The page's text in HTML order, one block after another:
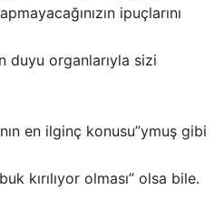
ipuçlarını
duyu organlarıyla sizi
en ilginç konusu”ymuş gibi
kırılıyor olması” olsa bile.